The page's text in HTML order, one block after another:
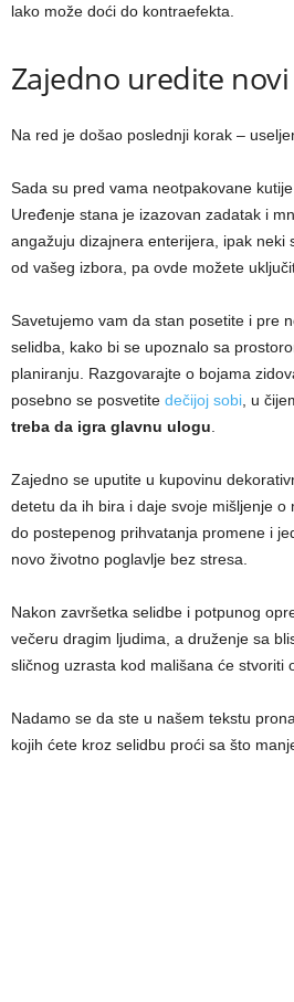
lako može doći do kontraefekta.
Zajedno uredite
Na red je došao poslednji korak –
Sada su pred vama neotpakovane
Uređenje stana je izazovan zadatak i
angažuju dizajnera enterijera, ipak neki
od vašeg izbora, pa ovde možete
Savetujemo vam da stan posetite i pre
selidba, kako bi se upoznalo sa
planiranju. Razgovarajte o bojama
posebno se posvetite dečijoj sobi , u
treba da igra glavnu ulogu
Zajedno se uputite u kupovinu
detetu da ih bira i daje svoje mišljenje o
do postepenog prihvatanja promene i
novo životno poglavlje bez stresa.
Nakon završetka selidbe i potpunog
večeru dragim ljudima, a druženje sa
sličnog uzrasta kod mališana će stvoriti
Nadamo se da ste u našem tekstu
kojih ćete kroz selidbu proći sa što